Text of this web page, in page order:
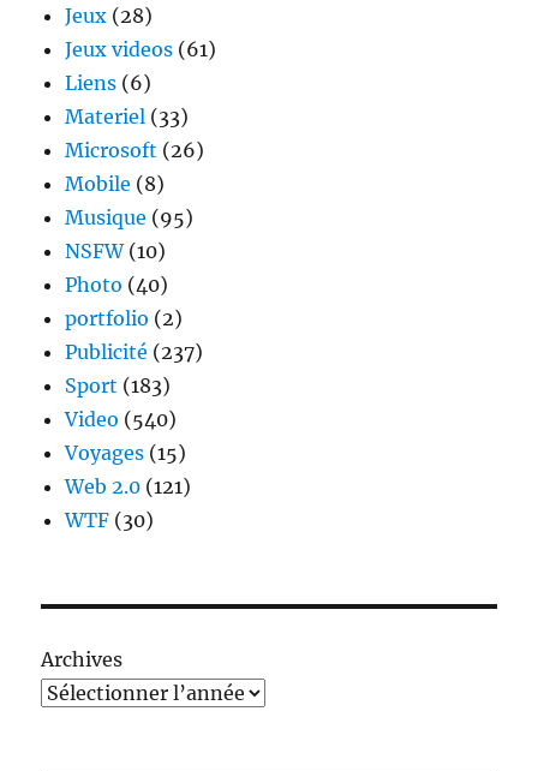
Jeux (28)
Jeux videos (61)
Liens (6)
Materiel (33)
Microsoft (26)
Mobile (8)
Musique (95)
NSFW(10)
Photo (40)
portfolio (2)
Publicité (237)
Sport (183)
Video (540)
Voyages (15)
Web 2.0 (121)
WTF (30)
Archives